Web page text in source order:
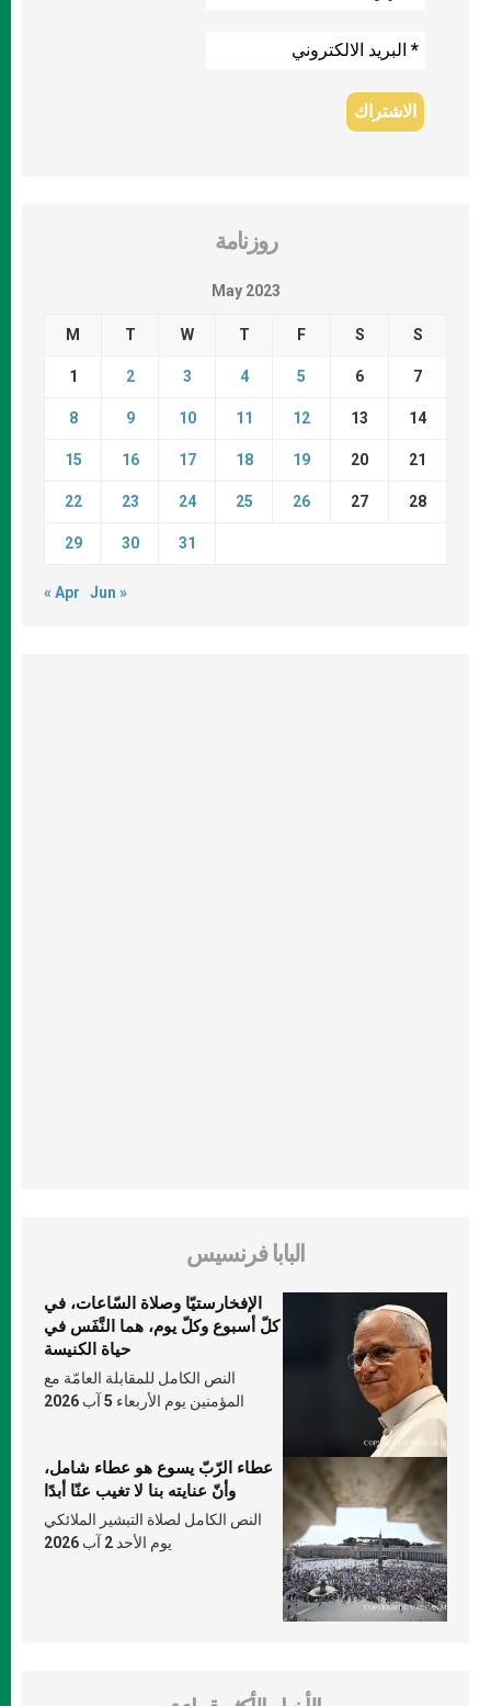
روزنامة
May 2023
M T W T F S S
1 2 3 4 5 6 7
8 9 10 11 12 13 14
15 16 17 18 19 20 21
22 23 24 25 26 27 28
29 30 31
« Apr Jun »
البابا فرنسيس
الإفخارستيّا وصلاة السّاعات، في
كلّ أسبوع وكلّ يوم، هما النَّفَس في
حياة الكنيسة
النص الكامل للمقابلة العامّة مع
المؤمنين يوم الأربعاء 5 آب 2026
عطاء الرّبّ يسوع هو عطاء شامل،
وأنّ عنايته بنا لا تغيب عنّا أبدًا
النص الكامل لصلاة التبشير الملائكي
يوم الأحد 2 آب 2026